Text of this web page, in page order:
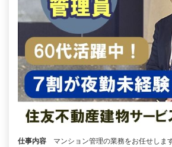
仕事内容 マンション管理の業務をお任せしま